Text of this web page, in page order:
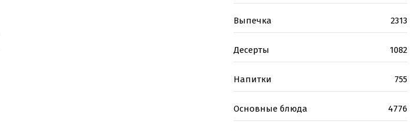
Выпечка 2313
Десерты 1082
Напитки 755
Основные блюда 4776